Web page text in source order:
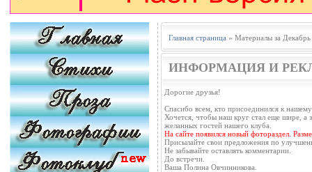
Главная страница » Материалы за
ИНФОРМАЦИЯ И
Дорогие друзья!
Спасибо всем, кто присоединился к
Хочется, чтобы наш круг стал еще шире, а
желанных гостей нашего клуба.
На сайте появился новый фотораздел.
Присылайте свои предложения по
Не забывайте оставлять комментарии.
До встречи.
Ваша Полина Овчинникова.